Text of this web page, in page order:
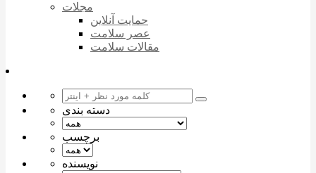
مجلات
حمایت آنلاین
عصر سلامت
مقالات سلامت
دسته بندی
برچسب
نویسنده